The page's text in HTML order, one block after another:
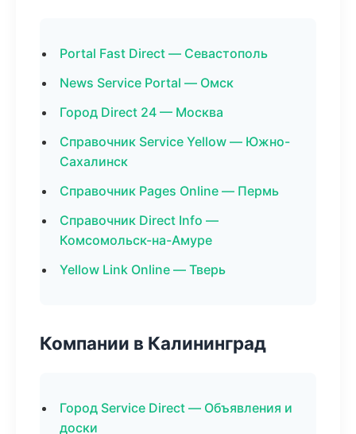
Portal Fast Direct — Севастополь
News Service Portal — Омск
Город Direct 24 — Москва
Справочник Service Yellow — Южно-
Сахалинск
Справочник Pages Online — Пермь
Справочник Direct Info —
Комсомольск-на-Амуре
Yellow Link Online — Тверь
Компании в Калининград
Город Service Direct — Объявления и
доски